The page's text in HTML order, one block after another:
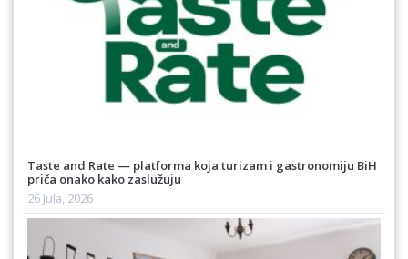
Taste and Rate — platforma koja turizam i gastronomiju BiH
priča onako kako zaslužuju
26 Jula, 2026